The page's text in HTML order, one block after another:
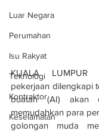
Luar Negara
Perumahan
Isu Rakyat
Teknologi
Kontraktor
Keselamatan
KUALA
pekerjaan dilengkapi
buatan (AI) akan
memudahkan para
golongan muda